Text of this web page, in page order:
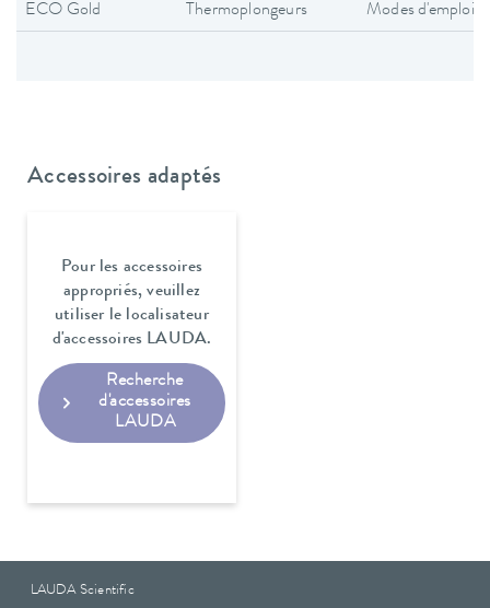
ECO Gold Thermoplongeurs Modes d'emploi
Accessoires adaptés
Pour les accessoires
appropriés, veuillez
utiliser le localisateur
d'accessoires LAUDA.
Recherche
d'accessoires
LAUDA
LAUDA Scientific